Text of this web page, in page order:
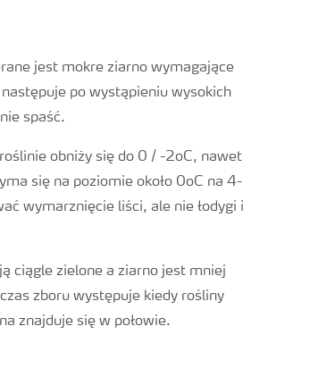
jest mokre ziarno wymagające
po wystąpieniu wysokich
spaść.
obniży się do 0 / -2oC, nawet
się na poziomie około 0oC na 4-
wymarznięcie liści, ale nie łodygi i
ciągle zielone a ziarno jest mniej
zboru występuje kiedy rośliny
znajduje się w połowie.